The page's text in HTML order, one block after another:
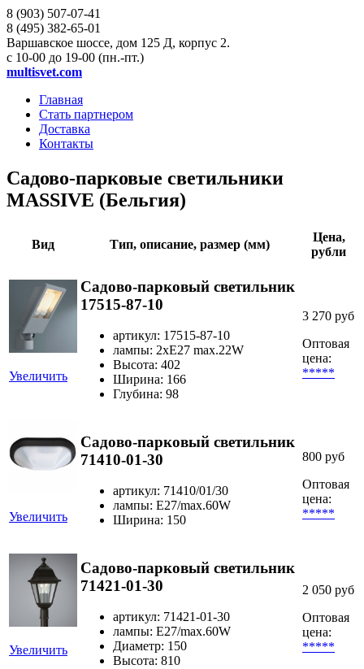
8 (903) 507-07-41
8 (495) 382-65-01
Варшавское шоссе, дом 125 Д, корпус 2.
с 10-00 до 19-00 (пн.-пт.)
multisvet.com
Главная
Стать партнером
Доставка
Контакты
Садово-парковые светильники
MASSIVE (Бельгия)
Вид Тип, описание, размер (мм)
Цена,
рубли
Увеличить
Садово-парковый светильник
17515-87-10
артикул: 17515-87-10
лампы: 2xЕ27 max.22W
Высота: 402
Ширина: 166
Глубина: 98
3 270 руб
Оптовая
цена:
*****
Увеличить
Садово-парковый светильник
71410-01-30
артикул: 71410/01/30
лампы: Е27/max.60W
Ширина: 150
800 руб
Оптовая
цена:
*****
Увеличить
Садово-парковый светильник
71421-01-30
артикул: 71421-01-30
лампы: E27/max.60W
Диаметр: 150
Высота: 810
2 050 руб
Оптовая
цена:
*****